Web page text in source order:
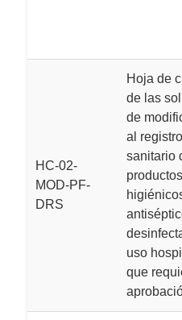
HC-02-
MOD-PF-
DRS
Hoja de
de las
de
al registro
sanitario
productos
uso
que